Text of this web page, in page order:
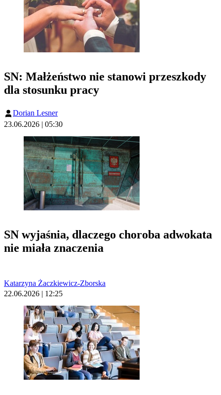
SN: Małżeństwo nie stanowi przeszkody
dla stosunku pracy
Dorian Lesner
23.06.2026 | 05:30
SN wyjaśnia, dlaczego choroba adwokata
nie miała znaczenia
Katarzyna Żaczkiewicz-Zborska
22.06.2026 | 12:25